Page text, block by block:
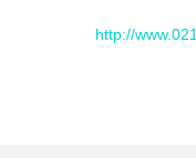
http://